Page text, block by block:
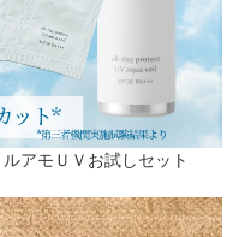
アモＵＶお試しセット